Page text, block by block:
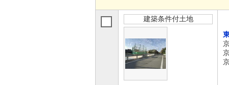
建築条件付土地